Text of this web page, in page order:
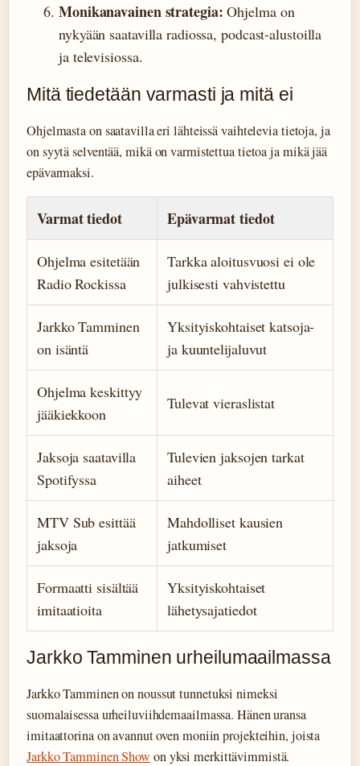
Monikanavainen strategia: Ohjelma on
nykyään saatavilla radiossa, podcast-alustoilla
ja televisiossa.
Mitä tiedetään varmasti ja mitä ei
Ohjelmasta on saatavilla eri lähteissä vaihtelevia tietoja, ja
on syytä selventää, mikä on varmistettua tietoa ja mikä jää
epävarmaksi.
Varmat tiedot Epävarmat tiedot
Ohjelma esitetään
Radio Rockissa
Tarkka aloitusvuosi ei ole
julkisesti vahvistettu
Jarkko Tamminen
on isäntä
Yksityiskohtaiset katsoja-
ja kuuntelijaluvut
Ohjelma keskittyy
jääkiekkoon
Tulevat vieraslistat
Jaksoja saatavilla
Spotifyssa
Tulevien jaksojen tarkat
aiheet
MTV Sub esittää
jaksoja
Mahdolliset kausien
jatkumiset
Formaatti sisältää
imitaatioita
Yksityiskohtaiset
lähetysajatiedot
Jarkko Tamminen urheilumaailmassa
Jarkko Tamminen on noussut tunnetuksi nimeksi
suomalaisessa urheiluviihdemaailmassa. Hänen uransa
imitaattorina on avannut oven moniin projekteihin, joista
Jarkko Tamminen Showon yksi merkittävimmistä.